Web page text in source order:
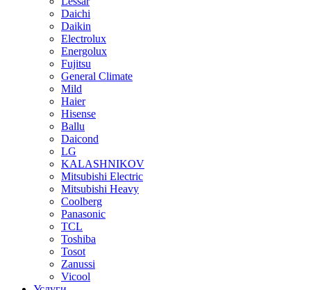
Daichi
Daikin
Electrolux
Energolux
Fujitsu
General Climate
Mild
Haier
Hisense
Ballu
Daicond
LG
KALASHNIKOV
Mitsubishi Electric
Mitsubishi Heavy
Сoolberg
Panasonic
TCL
Toshiba
Tosot
Zanussi
Vicool